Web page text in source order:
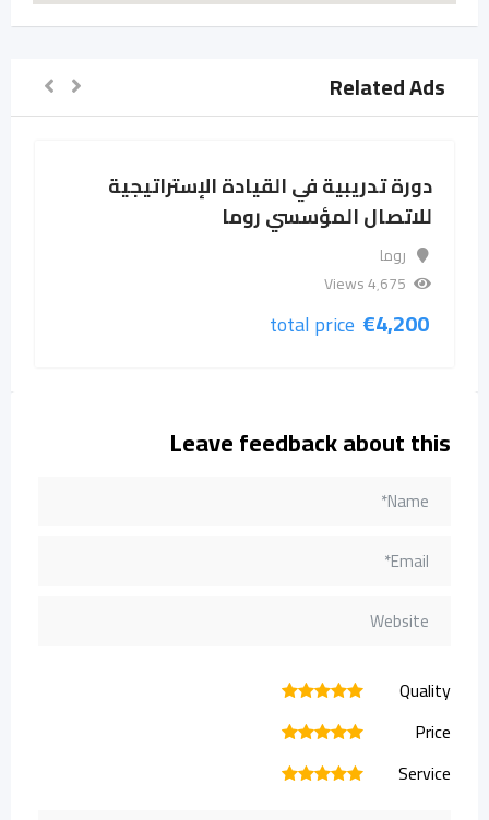
Related Ads
دورة تدريبية في القيادة الإستراتيجية
للاتصال المؤسسي روما
روما
4٬675 Views
€4,200
total price
Leave feedback about this
Quality
5
4
3
2
Price
5
4
3
2
Service
5
4
3
2